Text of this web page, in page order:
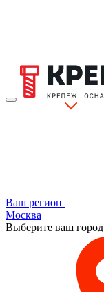
Ваш регион
Москва
Выберите ваш город